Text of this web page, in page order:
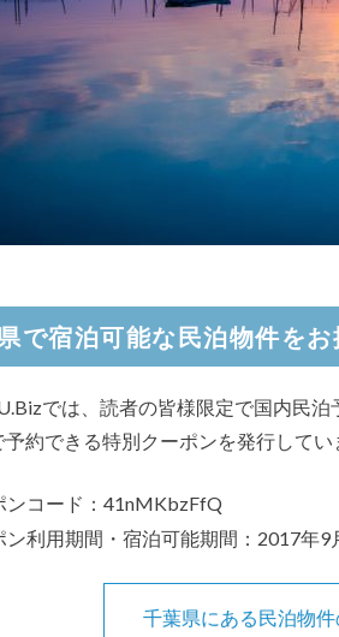
で宿泊可能な民泊物件を
では、読者の皆様限定で国内民泊
予約できる特別クーポンを発行してい
ンコード：41nMKbzFfQ
ン利用期間・宿泊可能期間：2017年9
千葉県にある民泊物